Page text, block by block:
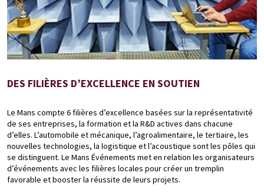
DES FILIÈRES D’EXCELLENCE EN SOUTIEN
Le Mans compte 6 filières d’excellence basées sur la représentativité
de ses entreprises, la formation et la R&D actives dans chacune
d’elles. L’automobile et mécanique, l’agroalimentaire, le tertiaire, les
nouvelles technologies, la logistique et l’acoustique sont les pôles qui
se distinguent. Le Mans Événements met en relation les organisateurs
d’événements avec les filières locales pour créer un tremplin
favorable et booster la réussite de leurs projets.